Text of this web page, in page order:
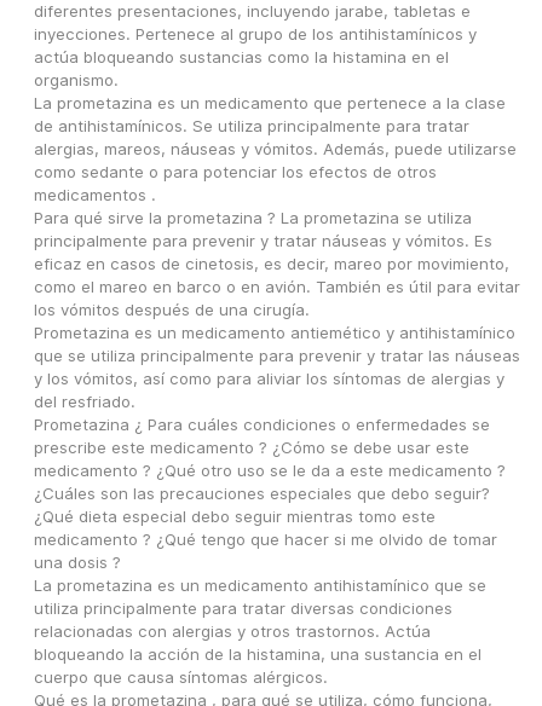
diferentes presentaciones, incluyendo jarabe, tabletas e
inyecciones. Pertenece al grupo de los antihistamínicos y
actúa bloqueando sustancias como la histamina en el
organismo.
La prometazina es un medicamento que pertenece a la clase
de antihistamínicos. Se utiliza principalmente para tratar
alergias, mareos, náuseas y vómitos. Además, puede utilizarse
como sedante o para potenciar los efectos de otros
medicamentos .
Para qué sirve la prometazina ? La prometazina se utiliza
principalmente para prevenir y tratar náuseas y vómitos. Es
eficaz en casos de cinetosis, es decir, mareo por movimiento,
como el mareo en barco o en avión. También es útil para evitar
los vómitos después de una cirugía.
Prometazina es un medicamento antiemético y antihistamínico
que se utiliza principalmente para prevenir y tratar las náuseas
y los vómitos, así como para aliviar los síntomas de alergias y
del resfriado.
Prometazina ¿ Para cuáles condiciones o enfermedades se
prescribe este medicamento ? ¿Cómo se debe usar este
medicamento ? ¿Qué otro uso se le da a este medicamento ?
¿Cuáles son las precauciones especiales que debo seguir?
¿Qué dieta especial debo seguir mientras tomo este
medicamento ? ¿Qué tengo que hacer si me olvido de tomar
una dosis ?
La prometazina es un medicamento antihistamínico que se
utiliza principalmente para tratar diversas condiciones
relacionadas con alergias y otros trastornos. Actúa
bloqueando la acción de la histamina, una sustancia en el
cuerpo que causa síntomas alérgicos.
Qué es la prometazina , para qué se utiliza, cómo funciona,